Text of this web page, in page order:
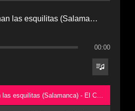
Ya suenan las esquilitas (Salamanca)
00:00